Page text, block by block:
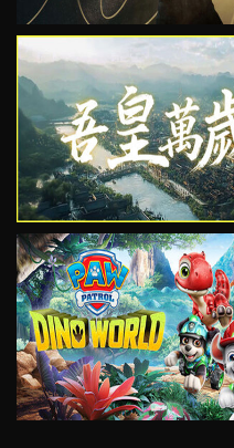
VIEW
VIEW